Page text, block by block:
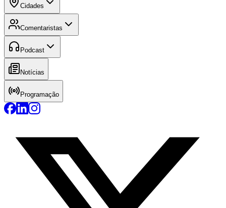
Cidades
Comentaristas
Podcast
Notícias
Programação